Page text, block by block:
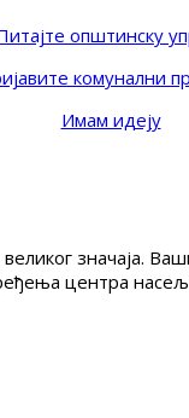
општинску
комунални
Имам идеју
значаја.
центра